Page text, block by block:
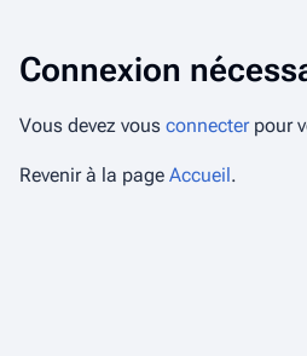
Connexion
Vous devez vous connecterpour
Revenir à la page Accueil.